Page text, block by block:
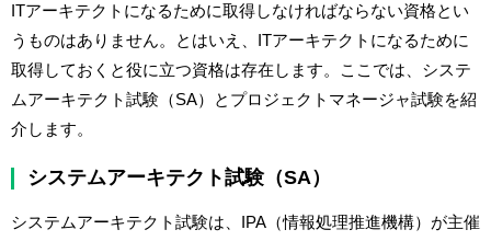
ITアーキテクトになるために取得しなければならない資格とい
うものはありません。とはいえ、ITアーキテクトになるために
取得しておくと役に立つ資格は存在します。ここでは、システ
ムアーキテクト試験（SA）とプロジェクトマネージャ試験を紹
介します。
システムアーキテクト試験（SA）
システムアーキテクト試験は、IPA（情報処理推進機構）が主催